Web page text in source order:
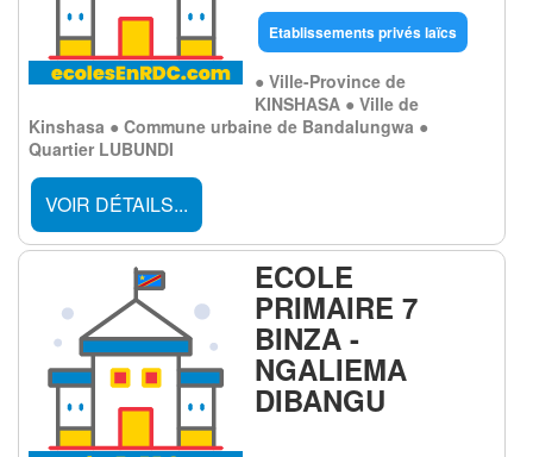
Etablissements privés laïcs
● Ville-Province de
KINSHASA ● Ville de
Kinshasa ● Commune urbaine de Bandalungwa ●
Quartier LUBUNDI
VOIR DÉTAILS...
ECOLE
PRIMAIRE 7
BINZA -
NGALIEMA
DIBANGU